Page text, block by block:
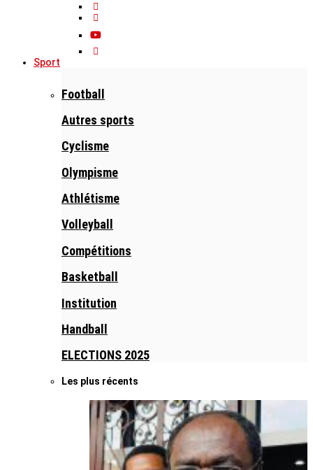
Sport
Football
Autres sports
Cyclisme
Olympisme
Athlétisme
Volleyball
Compétitions
Basketball
Institution
Handball
ELECTIONS 2025
Les plus récents